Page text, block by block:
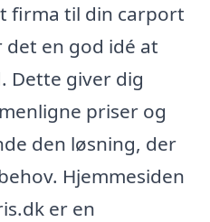
firma til din carport
det en god idé at
Dette giver dig
priser og
den løsning, der
Hjemmesiden
er en